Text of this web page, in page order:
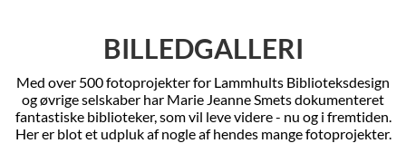
BILLEDGALLERI
Med over 500 fotoprojekter for Lammhults Biblioteksdesign
og øvrige selskaber har Marie Jeanne Smets dokumenteret
fantastiske biblioteker, som vil leve videre - nu og i fremtiden.
Her er blot et udpluk af nogle af hendes mange fotoprojekter.